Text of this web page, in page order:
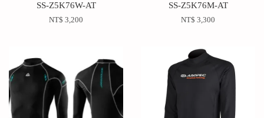
SS-Z5K76W-AT
NT$ 3,200
SS-Z5K76M-AT
NT$ 3,300